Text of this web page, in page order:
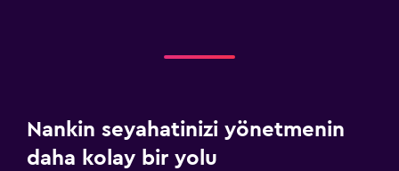
Nankin seyahatinizi yönetmenin
daha kolay bir yolu